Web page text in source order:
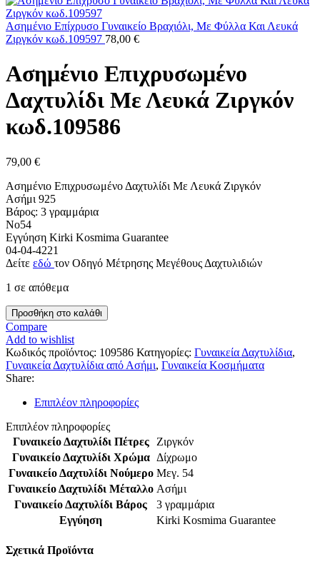
Ασημένιο Επίχρυσο Γυναικείο Βραχιόλι, Με Φύλλα Και Λευκά
Ζιργκόν κωδ.109597 78,00 €
Ασημένιο Επιχρυσωμένο
Δαχτυλίδι Με Λευκά Ζιργκόν
κωδ.109586
79,00 €
Ασημένιο Επιχρυσωμένο Δαχτυλίδι Με Λευκά Ζιργκόν
Ασήμι 925
Βάρος: 3 γραμμάρια
Νο54
Εγγύηση Kirki Kosmima Guarantee
04-04-4221
Δείτε εδώ τον Οδηγό Μέτρησης Μεγέθους Δαχτυλιδιών
1 σε απόθεμα
Ασημένιο
Επιχρυσωμένο
Δαχτυλίδι
Με
Λευκά
Ζιργκόν
ποσότητα
Προσθήκη στο καλάθι
Compare
Add to wishlist
Κωδικός προϊόντος: 109586 Κατηγορίες: Γυναικεία Δαχτυλίδια,
Γυναικεία Δαχτυλίδια από Ασήμι, Γυναικεία Κοσμήματα
Share:
Επιπλέον πληροφορίες
Επιπλέον πληροφορίες
Γυναικείο Δαχτυλίδι Πέτρες
Ζιργκόν
Γυναικείο Δαχτυλίδι Χρώμα
Δίχρωμο
Γυναικείο Δαχτυλίδι Νούμερο Μεγ. 54
Γυναικείο Δαχτυλίδι Μέταλλο Ασήμι
Γυναικείο Δαχτυλίδι Βάρος
3 γραμμάρια
Εγγύηση
Kirki Kosmima Guarantee
Σχετικά Προϊόντα